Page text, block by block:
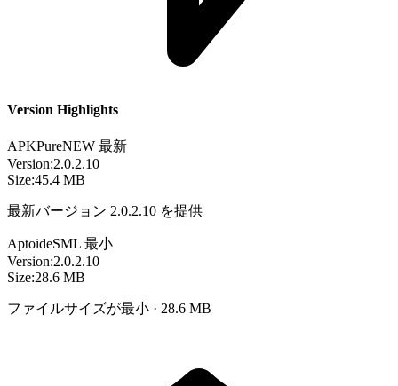
Version Highlights
APKPureNEW 最新
Version:2.0.2.10
Size:45.4 MB
最新バージョン 2.0.2.10 を提供
AptoideSML 最小
Version:2.0.2.10
Size:28.6 MB
ファイルサイズが最小 · 28.6 MB